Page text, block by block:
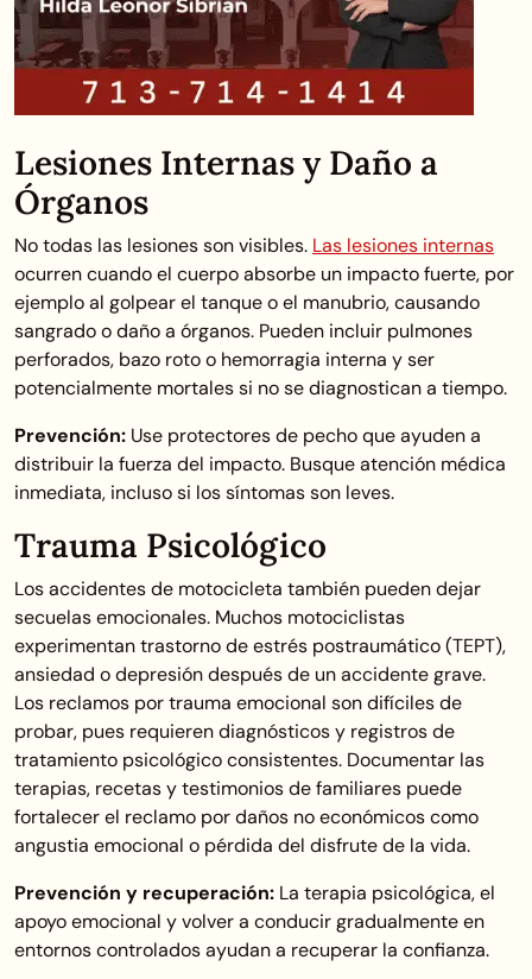
Lesiones Internas y Daño a
Órganos
No todas las lesiones son visibles. Las lesiones internas
ocurren cuando el cuerpo absorbe un impacto fuerte, por
ejemplo al golpear el tanque o el manubrio, causando
sangrado o daño a órganos. Pueden incluir pulmones
perforados, bazo roto o hemorragia interna y ser
potencialmente mortales si no se diagnostican a tiempo.
Prevención: Use protectores de pecho que ayuden a
distribuir la fuerza del impacto. Busque atención médica
inmediata, incluso si los síntomas son leves.
Trauma Psicológico
Los accidentes de motocicleta también pueden dejar
secuelas emocionales. Muchos motociclistas
experimentan trastorno de estrés postraumático (TEPT),
ansiedad o depresión después de un accidente grave.
Los reclamos por trauma emocional son difíciles de
probar, pues requieren diagnósticos y registros de
tratamiento psicológico consistentes. Documentar las
terapias, recetas y testimonios de familiares puede
fortalecer el reclamo por daños no económicos como
angustia emocional o pérdida del disfrute de la vida.
Prevención y recuperación: La terapia psicológica, el
apoyo emocional y volver a conducir gradualmente en
entornos controlados ayudan a recuperar la confianza.